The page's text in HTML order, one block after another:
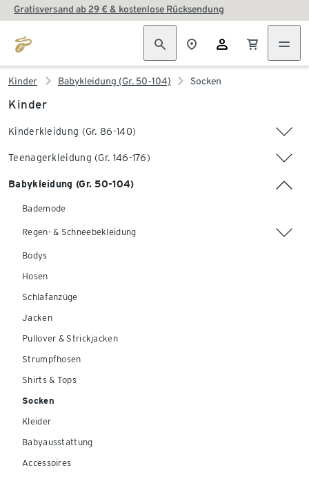
Gratisversand ab 29 € & kostenlose Rücksendung
Kinder Babykleidung (Gr. 50-104) Socken
Kinder
Kinderkleidung (Gr. 86-140)
Teenagerkleidung (Gr. 146-176)
Babykleidung (Gr. 50-104)
Bademode
Regen- & Schneebekleidung
Bodys
Hosen
Schlafanzüge
Jacken
Pullover & Strickjacken
Strumpfhosen
Shirts & Tops
Socken
Kleider
Babyausstattung
Accessoires